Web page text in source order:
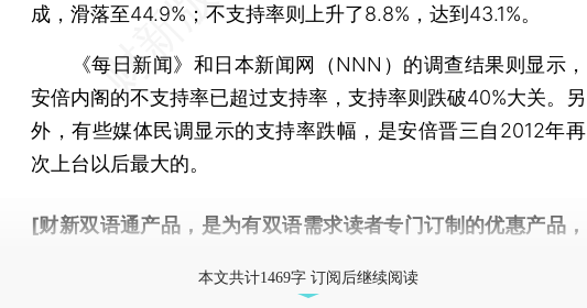
成，滑落至44.9%；不支持率则上升了8.8%，达到43.1%。
《每日新闻》和日本新闻网（NNN）的调查结果则显示，
安倍内阁的不支持率已超过支持率，支持率则跌破40%大关。另
外，有些媒体民调显示的支持率跌幅，是安倍晋三自2012年再
次上台以后最大的。
[财新双语通产品，是为有双语需求读者专门订制的优惠产品，
本文共计1469字 订阅后继续阅读